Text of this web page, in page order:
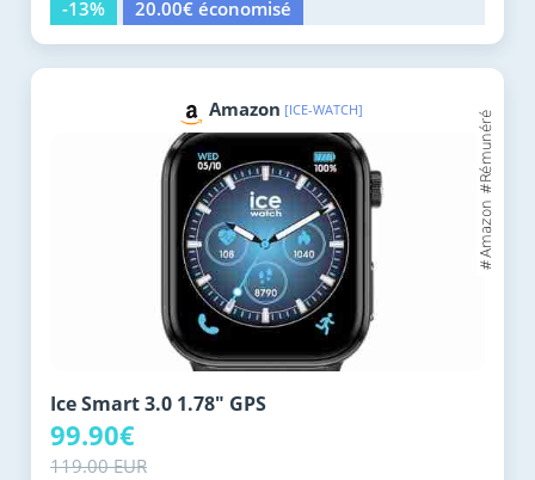
-13% 20.00€ économisé
Amazon [ICE-WATCH]
Ice Smart 3.0 1.78" GPS
99.90€
119.00 EUR